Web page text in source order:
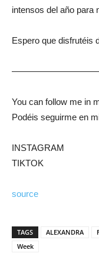
intensos del año para
Espero que disfrutéis
You can follow me in
Podéis seguirme en
INSTAGRAM
TIKTOK
source
TAGS ALEXANDRA
Week